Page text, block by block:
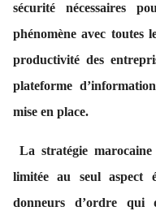
sécurité nécessaires
phénomène avec toutes
productivité des
plateforme
mise en place.
La stratégie
limitée au seul aspect
donneurs d’ordre qui